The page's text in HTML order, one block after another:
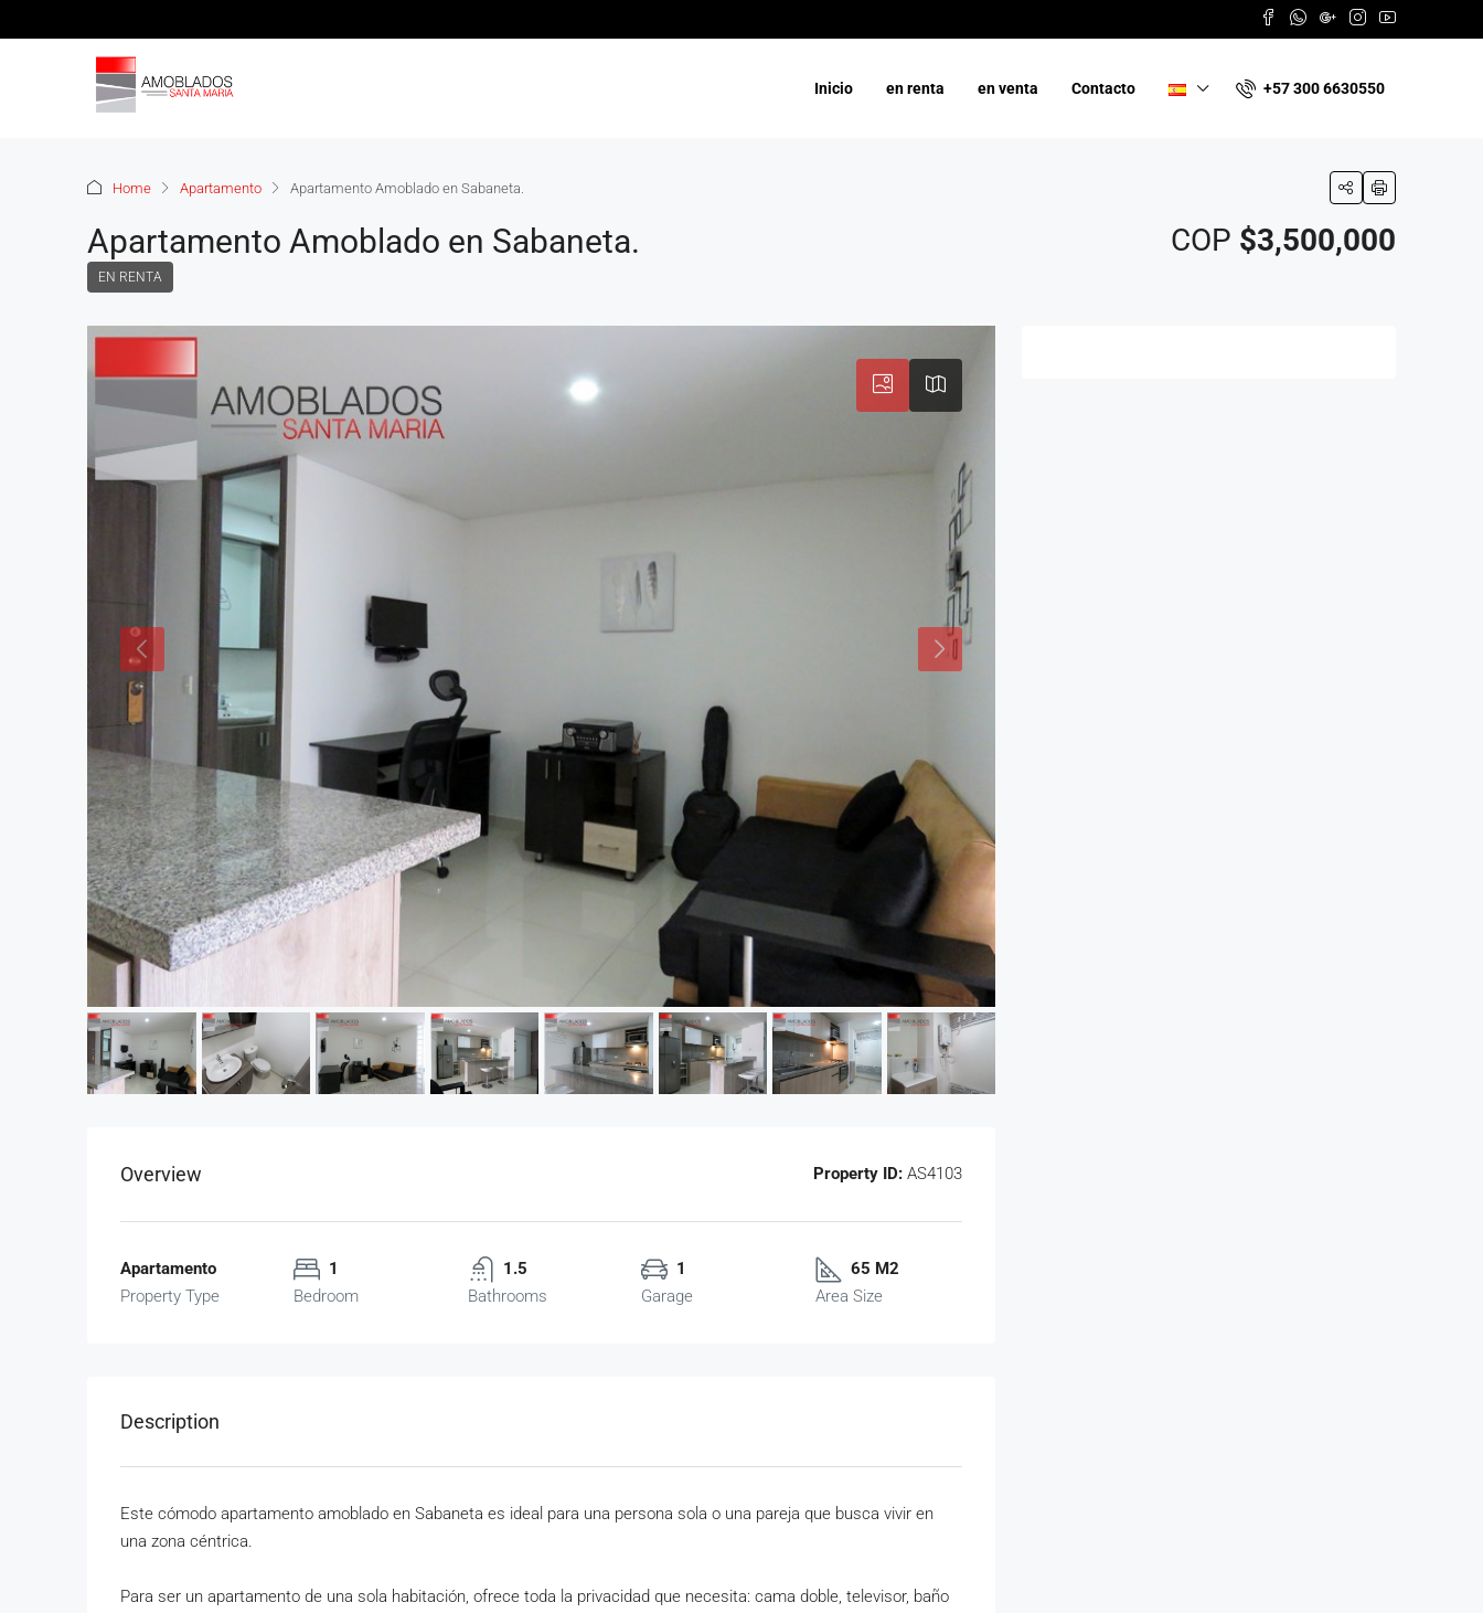
Inicio en renta en venta Contacto +57 300 6630550
Home Apartamento Apartamento Amoblado en Sabaneta.
Apartamento Amoblado en Sabaneta.
EN RENTA
COP $3,500,000
Overview Property ID: AS4103
Apartamento
Property Type
1
Bedroom
1.5
Bathrooms
1
Garage
65 M2
Area Size
Description
Este cómodo apartamento amoblado en Sabaneta es ideal para una persona sola o una pareja que busca vivir en
una zona céntrica.
Para ser un apartamento de una sola habitación, ofrece toda la privacidad que necesita: cama doble, televisor, baño